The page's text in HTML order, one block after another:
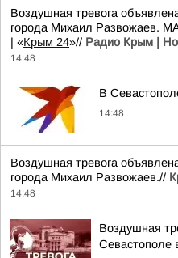
Воздушная тревога
города Михаил Развожаев.
| «Крым 24»// Радио Крым |
14:48
В
14:48
Воздушная тревога
города Михаил Развожаев.//
14:48
Воздушная
Севастополе